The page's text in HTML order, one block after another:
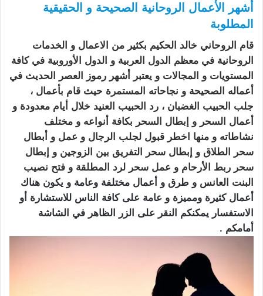
أشهر الأعمال الروحانية الصحيحة و الحقيقية
المطلوبة
قام الروحاني خالد الحكيم بكثير من الاعمال و الخدمات
الروحانية في معظم الدول العربية و الدول الأوروبية في كافة
المستويات و المجالات و يعتبر أشهر رموز العصر الحديث في
أعماله الصحيحة و نجاحاته المستمرة حيث قام بأعمال ،
جلب الحبيب الغضبان ، رد الحبيب العنيد خلال أيام معدودة و
أعمال السحر و
إبطال السحر بكافة أنواعه و مختلف
نشاطاته و منها اخطر قبول لجلب الرجال و عمل و أبطال
سحر الطلاق و إبطال سحر التفريق بين الزوجين و إبطال
سحر ربط الأرحام و عمل سحر لرد المطلقة و فتح نصيب
البنت العانس و طرق و أعمال مختلفة وعامة و يكون هناك
أعمال كثيرة ومميزة و عامة على كافة الناس للاستشارة أو
الاستفسار يمكنكم النقر على الزر الظاهر في الشاشة
أمامكم .